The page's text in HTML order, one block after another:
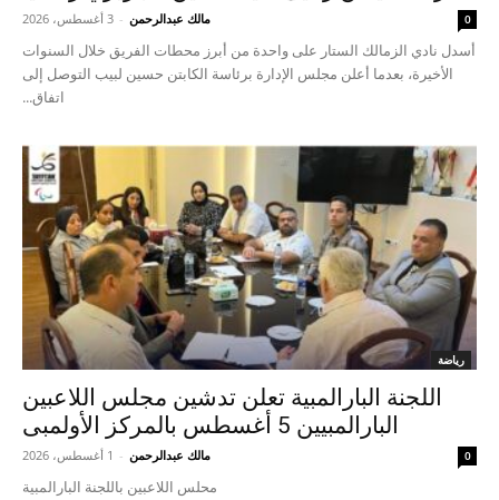
مالك عبدالرحمن - 3 أغسطس، 2026 0
أسدل نادي الزمالك الستار على واحدة من أبرز محطات الفريق خلال السنوات
الأخيرة، بعدما أعلن مجلس الإدارة برئاسة الكابتن حسين لبيب التوصل إلى
اتفاق...
رياضة
اللجنة البارالمبية تعلن تدشين مجلس اللاعبين
البارالمبيين 5 أغسطس بالمركز الأولمبى
مالك عبدالرحمن - 1 أغسطس، 2026 0
محلس اللاعبين باللجنة البارالمبية